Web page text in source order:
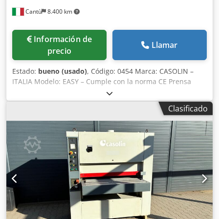
usados disponible en cualquier momento para todo tipo
Cantù 8.400 km
Información de
precio
Llamar
Estado: bueno (usado), Código: 0454 Marca: CASOLIN –
ITALIA Modelo: EASY – Cumple con la norma CE Prensa
hidráulica automática de una sola barra para sujetar
marcos de ventanas y puertas – Cumple con la norma CE
Datos técnicos: Dcodpfx Aqsznnfzjlsk Longitud
mínima/máxima de trabajo mm 250/3000 Altura
mínima/máxima de trabajo mm 340/1900 Presión vertical
nominal mínima/máxima 880/8800 kg Presión horizontal
nominal mínima/máxima para el cilindro 280/2800 kg
Carrera horizontal de los pistones 200 mm Potencia de la
bomba 3 kW Ancho de las barras 120 mm La barra móvil
superior se guía en su movimiento mediante una unidad
compuesta por 2 engranajes y 2 cremalleras, colocados en
la parte trasera de la máquina. La regulación de la presión
del aceite de los cilindros vertical y horizontal es
Clasificado